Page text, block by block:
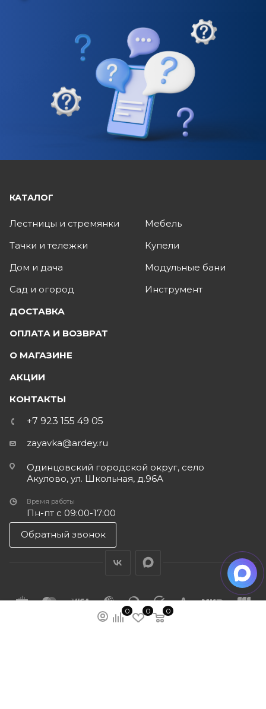
0 0 0
КАТАЛОГ
Лестницы и стремянки
Тачки и тележки
Дом и дача
Сад и огород
Мебель
Купели
Модульные бани
Инструмент
ДОСТАВКА
ОПЛАТА И ВОЗВРАТ
О МАГАЗИНЕ
АКЦИИ
КОНТАКТЫ
+7 923 155 49 05
zayavka@ardey.ru
Одинцовский городской округ, село
Акулово, ул. Школьная, д.96А
Время работы
Пн-пт с 09:00-17:00
Обратный звонок